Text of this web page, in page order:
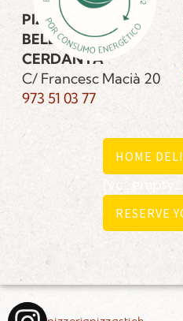
PIZZA STICK
BELLVER DE
CERDANYA
C/ Francesc Macià 20
973 51 03 77
HOME
RESERVE